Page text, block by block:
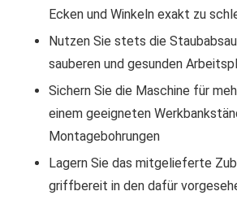
Ecken und Winkeln exakt zu
Nutzen Sie stets die
sauberen und gesunden
Sichern Sie die Maschine für
einem geeigneten
Montagebohrungen
Lagern Sie das mitgelieferte
griffbereit in den dafür